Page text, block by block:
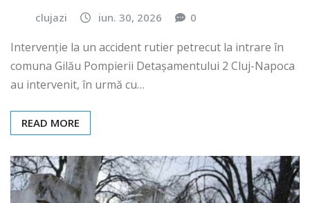
clujazi iun. 30, 2026 0
Intervenție la un accident rutier petrecut la intrare în
comuna Gilău Pompierii Detașamentului 2 Cluj-Napoca
au intervenit, în urmă cu…
READ MORE